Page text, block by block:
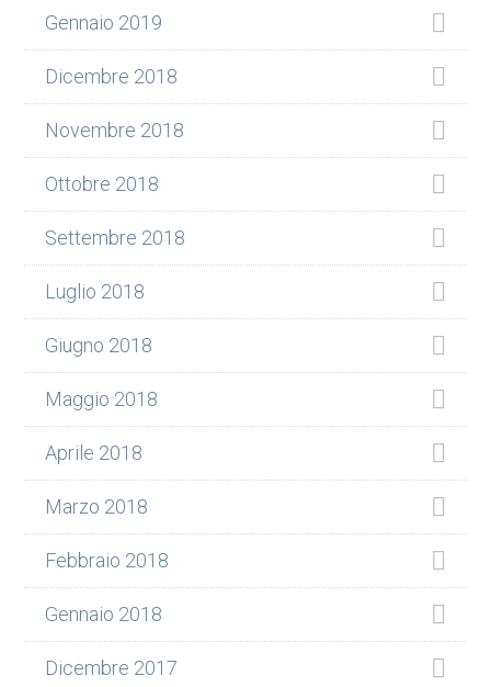
Gennaio 2019
Dicembre 2018
Novembre 2018
Ottobre 2018
Settembre 2018
Luglio 2018
Giugno 2018
Maggio 2018
Aprile 2018
Marzo 2018
Febbraio 2018
Gennaio 2018
Dicembre 2017